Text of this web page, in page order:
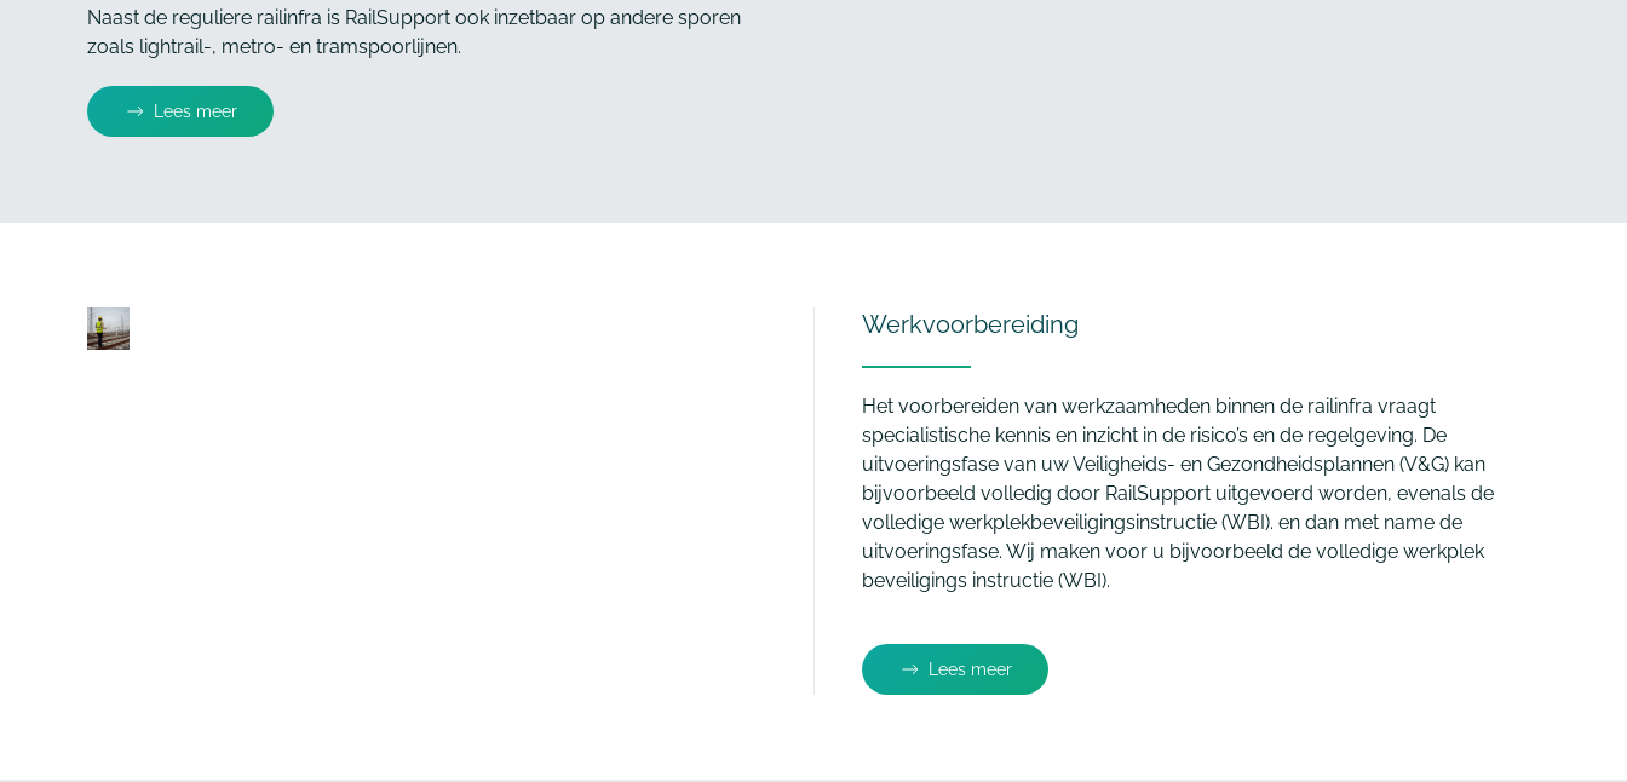
Naast de reguliere railinfra is RailSupport ook inzetbaar op andere sporen
zoals lightrail-, metro- en tramspoorlijnen.
Lees meer
Werkvoorbereiding
Het voorbereiden van werkzaamheden binnen de railinfra vraagt
specialistische kennis en inzicht in de risico’s en de regelgeving. De
uitvoeringsfase van uw Veiligheids- en Gezondheidsplannen (V&G) kan
bijvoorbeeld volledig door RailSupport uitgevoerd worden, evenals de
volledige werkplekbeveiligingsinstructie (WBI). en dan met name de
uitvoeringsfase. Wij maken voor u bijvoorbeeld de volledige werkplek
beveiligings instructie (WBI).
Lees meer